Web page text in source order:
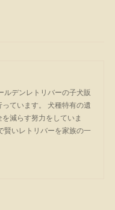
ルデンレトリバーの子犬販
ています。 犬種特有の遺
減らす努力をしていま
賢いレトリバーを家族の一